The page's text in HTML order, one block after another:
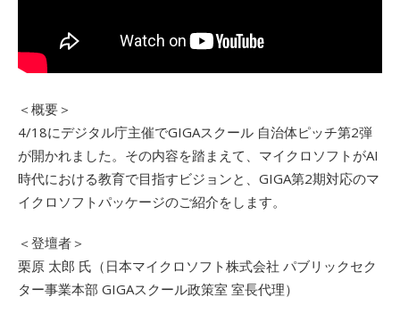
＜概要＞
4/18にデジタル庁主催でGIGAスクール 自治体ピッチ第2弾
が開かれました。その内容を踏まえて、マイクロソフトがAI
時代における教育で目指すビジョンと、GIGA第2期対応のマ
イクロソフトパッケージのご紹介をします。
＜登壇者＞
栗原 太郎 氏（日本マイクロソフト株式会社 パブリックセク
ター事業本部 GIGAスクール政策室 室長代理）